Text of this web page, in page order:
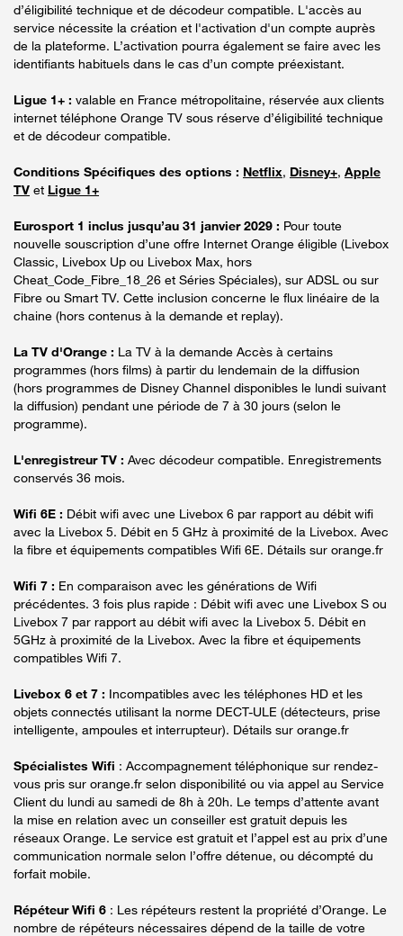
d’éligibilité technique et de décodeur compatible. L'accès au
service nécessite la création et l'activation d'un compte auprès
de la plateforme. L’activation pourra également se faire avec les
identifiants habituels dans le cas d’un compte préexistant.
Ligue 1+ : valable en France métropolitaine, réservée aux clients
internet téléphone Orange TV sous réserve d’éligibilité technique
et de décodeur compatible.
Conditions Spécifiques des options : Netflix, Disney+, Apple
TV et Ligue 1+
Eurosport 1 inclus jusqu’au 31 janvier 2029 : Pour toute
nouvelle souscription d’une offre Internet Orange éligible (Livebox
Classic, Livebox Up ou Livebox Max, hors
Cheat_Code_Fibre_18_26 et Séries Spéciales), sur ADSL ou sur
Fibre ou Smart TV. Cette inclusion concerne le flux linéaire de la
chaine (hors contenus à la demande et replay).
La TV d'Orange : La TV à la demande Accès à certains
programmes (hors films) à partir du lendemain de la diffusion
(hors programmes de Disney Channel disponibles le lundi suivant
la diffusion) pendant une période de 7 à 30 jours (selon le
programme).
L'enregistreur TV : Avec décodeur compatible. Enregistrements
conservés 36 mois.
Wifi 6E : Débit wifi avec une Livebox 6 par rapport au débit wifi
avec la Livebox 5. Débit en 5 GHz à proximité de la Livebox. Avec
la fibre et équipements compatibles Wifi 6E. Détails sur orange.fr
Wifi 7 : En comparaison avec les générations de Wifi
précédentes. 3 fois plus rapide : Débit wifi avec une Livebox S ou
Livebox 7 par rapport au débit wifi avec la Livebox 5. Débit en
5GHz à proximité de la Livebox. Avec la fibre et équipements
compatibles Wifi 7.
Livebox 6 et 7 : Incompatibles avec les téléphones HD et les
objets connectés utilisant la norme DECT-ULE (détecteurs, prise
intelligente, ampoules et interrupteur). Détails sur orange.fr
Spécialistes Wifi : Accompagnement téléphonique sur rendez-
vous pris sur orange.fr selon disponibilité ou via appel au Service
Client du lundi au samedi de 8h à 20h. Le temps d’attente avant
la mise en relation avec un conseiller est gratuit depuis les
réseaux Orange. Le service est gratuit et l’appel est au prix d’une
communication normale selon l’offre détenue, ou décompté du
forfait mobile.
Répéteur Wifi 6 : Les répéteurs restent la propriété d’Orange. Le
nombre de répéteurs nécessaires dépend de la taille de votre